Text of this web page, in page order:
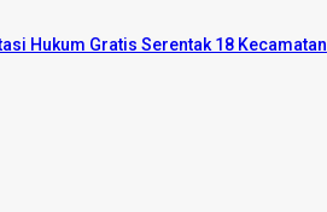
Hukum Gratis Serentak 18 Kecamatan